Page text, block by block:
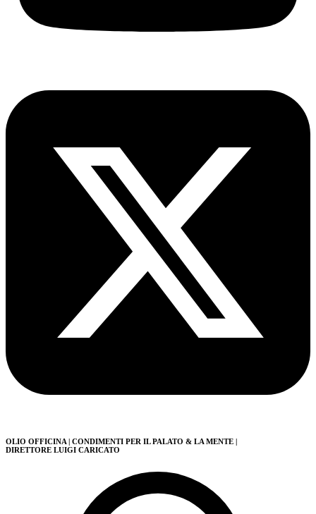
OLIO OFFICINA | CONDIMENTI PER IL PALATO & LA MENTE |
DIRETTORE LUIGI CARICATO